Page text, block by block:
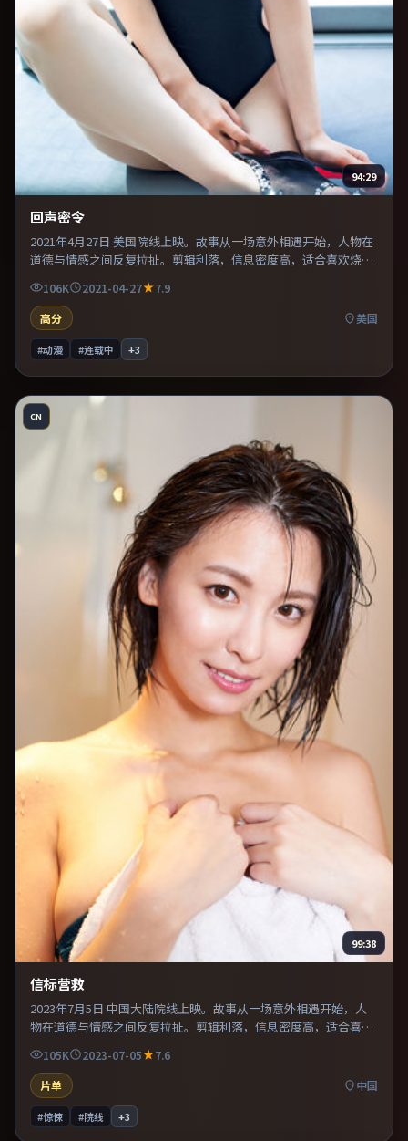
94:29
回声密令
2021年4月27日 美国院线上映。故事从一场意外相遇开始，人物在
道德与情感之间反复拉扯。剪辑利落，信息密度高，适合喜欢烧脑
与推理的观众。片尾留白意味深长，值得二刷细品台词与构图。
106K 2021-04-27
7.9
高分
美国
#动漫 #连载中 +3
CN
99:38
信标营救
2023年7月5日 中国大陆院线上映。故事从一场意外相遇开始，人
物在道德与情感之间反复拉扯。剪辑利落，信息密度高，适合喜欢
烧脑与推理的观众。整体完成度较高，适合周末一口气看完。
105K 2023-07-05
7.6
片单
中国
#惊悚 #院线 +3